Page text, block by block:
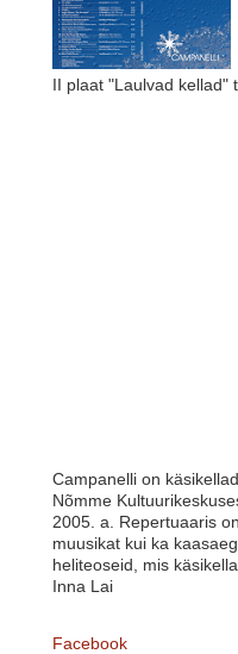
II plaat "Laulvad kellad"
Campanelli on
Nõmme
2005. a. Repertuaaris
muusikat kui ka
heliteoseid, mis
Inna Lai
Facebook